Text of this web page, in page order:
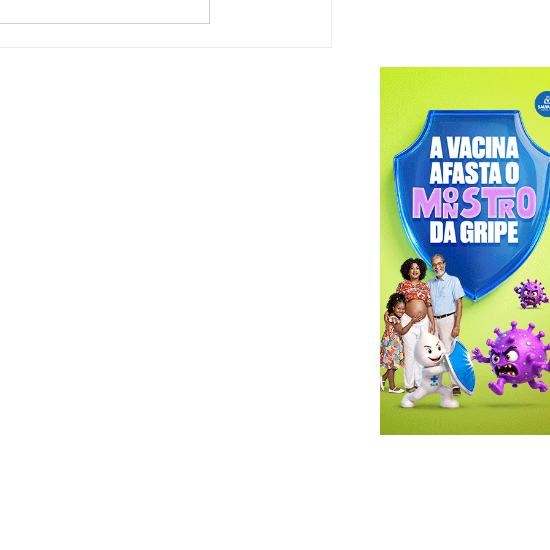
mudança de planos